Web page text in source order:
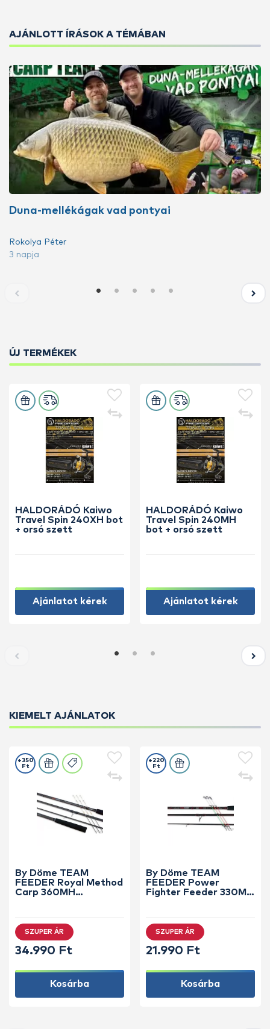
AJÁNLOTT ÍRÁSOK A TÉMÁBAN
Duna-mellékágak vad pontyai
Rokolya Péter
3 napja
ÚJ TERMÉKEK
HALDORÁDÓ Kaiwo
Travel Spin 240XH bot
+ orsó szett
Ajánlatot kérek
HALDORÁDÓ Kaiwo
Travel Spin 240MH
bot + orsó szett
Ajánlatot kérek
KIEMELT AJÁNLATOK
By Döme TEAM
FEEDER Royal Method
Carp 360MH
+350
Ft
SZUPER ÁR
34.990 Ft
Kosárba
By Döme TEAM
FEEDER Power
Fighter Feeder 330M
+220
Ft
SZUPER ÁR
21.990 Ft
Kosárba